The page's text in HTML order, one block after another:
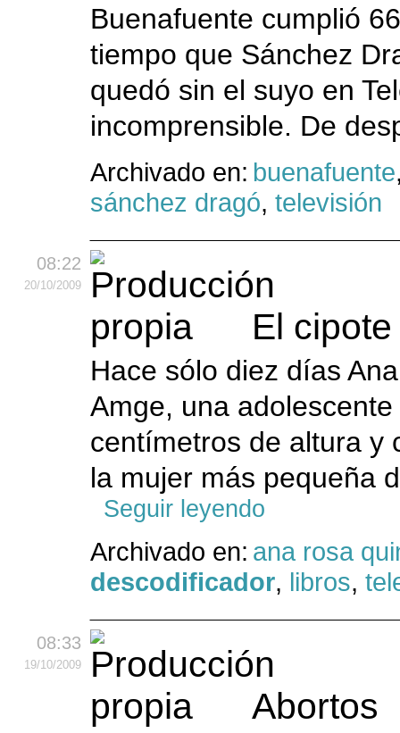
Buenafuente cumplió
tiempo que Sánchez
quedó sin el suyo en
incomprensible. De
Archivado en: buenafuente
sánchez dragó, televisión
08:22
20/10/2009
El
Hace sólo diez días
Amge, una
centímetros de altura y
la mujer más pequeña
Seguir leyendo
Archivado en: ana rosa
descodificador, libros,
08:33
19/10/2009
Abortos